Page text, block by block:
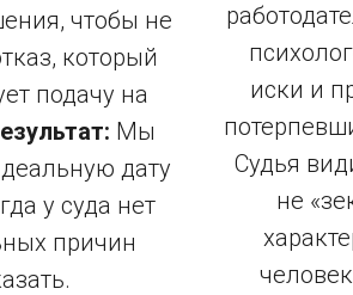
чтобы не
который
подачу на
Мы
дату
у суда нет
причин
иски и
Судья
не